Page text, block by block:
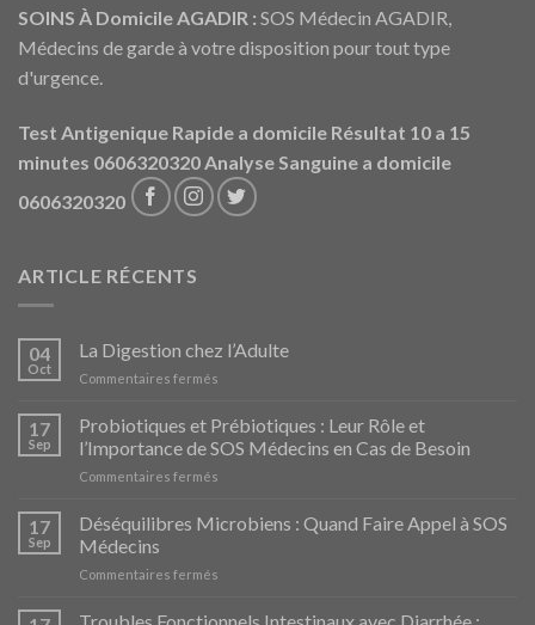
SOINS À Domicile AGADIR : SOS Médecin AGADIR,
Médecins de garde à votre disposition pour tout type
d'urgence.
Test Antigenique Rapide a domicile Résultat 10 a 15
minutes 0606320320Analyse Sanguine a domicile
0606320320
ARTICLE RÉCENTS
04
Oct
La Digestion chez l’Adulte
Commentaires fermés
Digestion
chez
l’Adulte
17
Sep
Probiotiques et Prébiotiques : Leur Rôle et
l’Importance de SOS Médecins en Cas de Besoin
Commentaires fermés
et
Prébiotiques
et
17
Sep
Déséquilibres Microbiens : Quand Faire Appel à SOS
Médecins
Commentaires fermés
Microbiens